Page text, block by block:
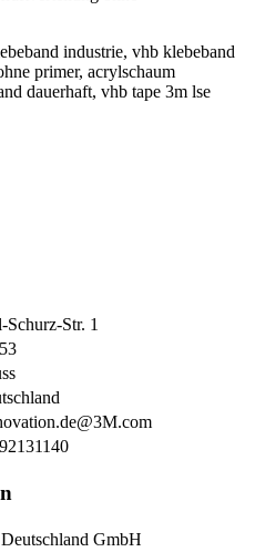
industrie, vhb klebeband
primer, acrylschaum
dauerhaft, vhb tape 3m lse
Schurz-Str. 1
GmbH